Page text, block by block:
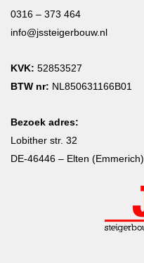
0316 – 373 464
info@jssteigerbouw.nl
KVK: 52853527
BTW nr: NL850631166B01
Bezoek adres:
Lobither str. 32
DE-46446 – Elten (Emmerich)